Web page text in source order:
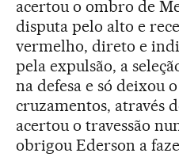
acertou o ombro de
disputa pelo alto e
vermelho, direto e
pela expulsão, a
na defesa e só deixou
cruzamentos, através
acertou o travessão
obrigou Ederson a